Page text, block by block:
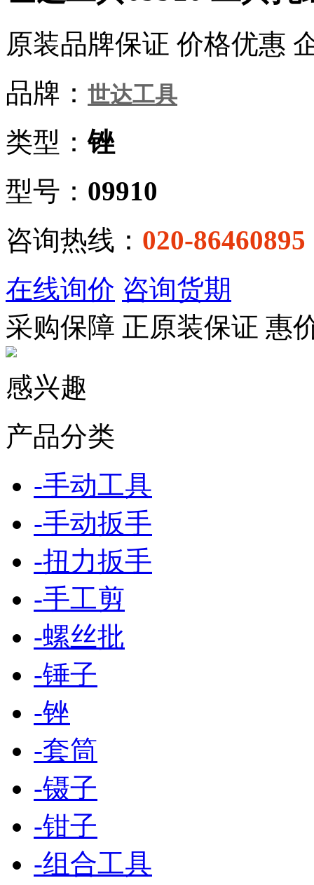
原装品牌保证 价格优惠
品牌： 世达工具
类型：锉
型号： 09910
咨询热线： 020-86460895
在线询价 咨询货期
采购保障 正原装保证 惠
感兴趣
产品分类
-手动工具
-手动扳手
-扭力扳手
-手工剪
-螺丝批
-锤子
-锉
-套筒
-镊子
-钳子
-组合工具